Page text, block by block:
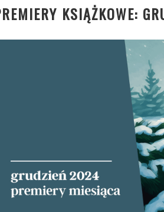
KSIĄŻKOWE: